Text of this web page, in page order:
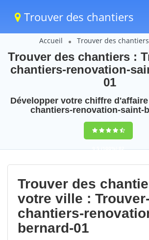
Trouver des chantiers
Accueil Trouver des
Trouver des chantiers :
chantiers-renovation-
01
Développer votre chiffre
chantiers-renovation-saint-
9,5(100%)82
votes
Trouver des
votre ville :
chantiers-
bernard-01